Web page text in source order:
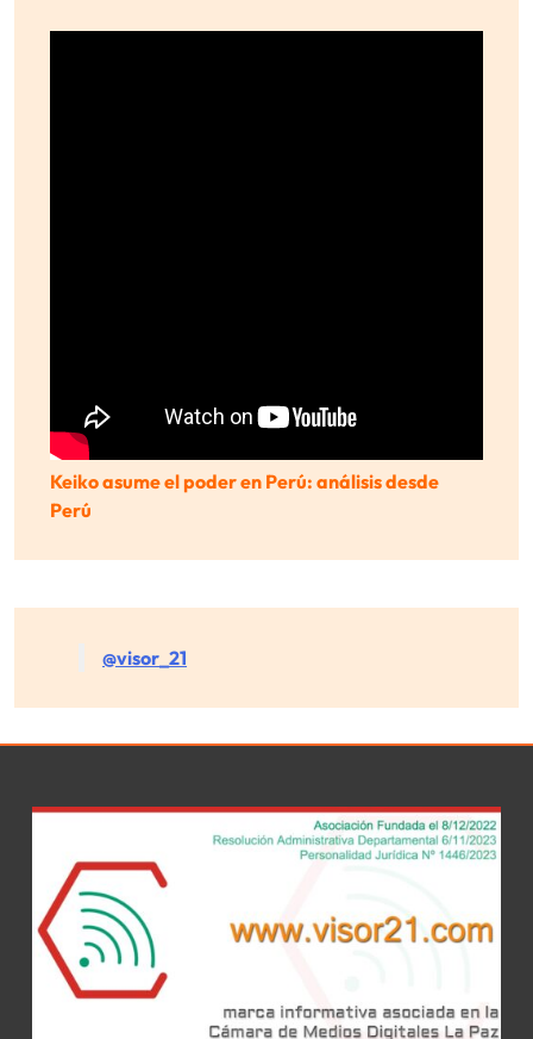
Keiko asume el poder en Perú: análisis desde
Perú
@visor_21